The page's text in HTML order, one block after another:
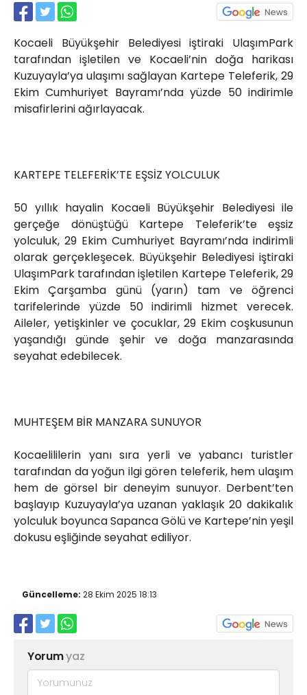
Kocaeli Büyükşehir Belediyesi iştiraki UlaşımPark
tarafından işletilen ve Kocaeli’nin doğa harikası
Kuzuyayla’ya ulaşımı sağlayan Kartepe Teleferik, 29
Ekim Cumhuriyet Bayramı’nda yüzde 50 indirimle
misafirlerini ağırlayacak.
KARTEPE TELEFERİK’TE EŞSİZ YOLCULUK
50 yıllık hayalin Kocaeli Büyükşehir Belediyesi ile
gerçeğe dönüştüğü Kartepe Teleferik’te eşsiz
yolculuk, 29 Ekim Cumhuriyet Bayramı’nda indirimli
olarak gerçekleşecek. Büyükşehir Belediyesi iştiraki
UlaşımPark tarafından işletilen Kartepe Teleferik, 29
Ekim Çarşamba günü (yarın) tam ve öğrenci
tarifelerinde yüzde 50 indirimli hizmet verecek.
Aileler, yetişkinler ve çocuklar, 29 Ekim coşkusunun
yaşandığı günde şehir ve doğa manzarasında
seyahat edebilecek.
MUHTEŞEM BİR MANZARA SUNUYOR
Kocaelililerin yanı sıra yerli ve yabancı turistler
tarafından da yoğun ilgi gören teleferik, hem ulaşım
hem de görsel bir deneyim sunuyor. Derbent’ten
başlayıp Kuzuyayla’ya uzanan yaklaşık 20 dakikalık
yolculuk boyunca Sapanca Gölü ve Kartepe’nin yeşil
dokusu eşliğinde seyahat ediliyor.
Güncelleme: 28 Ekim 2025 18:13
Yorumyaz
Akkavaklar Caddesi No:17/4 İzmit-
KOCAELİ
kocaelisokak@gmail.com